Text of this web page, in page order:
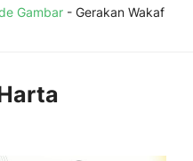
Gambar- Gerakan Wakaf